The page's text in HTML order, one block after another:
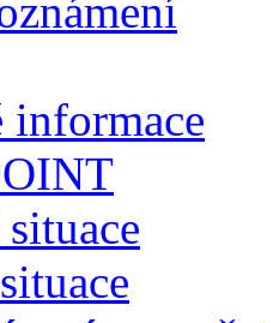
informace